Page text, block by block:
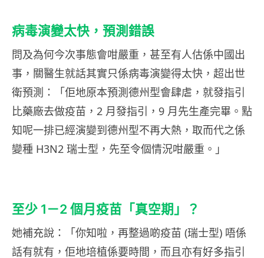
病毒演變太快，預測錯誤
問及為何今次事態會咁嚴重，甚至有人估係中國出
事，關醫生就話其實只係病毒演變得太快，超出世
衛預測：「佢地原本預測德州型會肆虐，就發指引
比藥廠去做疫苗，2 月發指引，9 月先生產完畢。點
知呢一排已經演變到德州型不再大熱，取而代之係
變種 H3N2 瑞士型，先至令個情況咁嚴重。」
至少 1－2 個月疫苗「真空期」？
她補充說：「你知啦，再整過啲疫苗 (瑞士型) 唔係
話有就有，佢地培植係要時間，而且亦有好多指引